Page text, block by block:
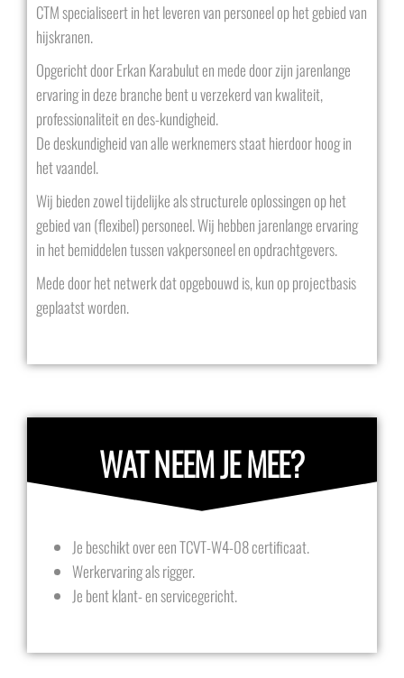
CTM specialiseert in het leveren van personeel op het gebied van
hijskranen.
Opgericht door Erkan Karabulut en mede door zijn jarenlange
ervaring in deze branche bent u verzekerd van kwaliteit,
professionaliteit en des-kundigheid.
De deskundigheid van alle werknemers staat hierdoor hoog in
het vaandel.
Wij bieden zowel tijdelijke als structurele oplossingen op het
gebied van (flexibel) personeel. Wij hebben jarenlange ervaring
in het bemiddelen tussen vakpersoneel en opdrachtgevers.
Mede door het netwerk dat opgebouwd is, kun op projectbasis
geplaatst worden.
WAT NEEM JE MEE?
Je beschikt over een TCVT-W4-08 certificaat.
Werkervaring als rigger.
Je bent klant- en servicegericht.